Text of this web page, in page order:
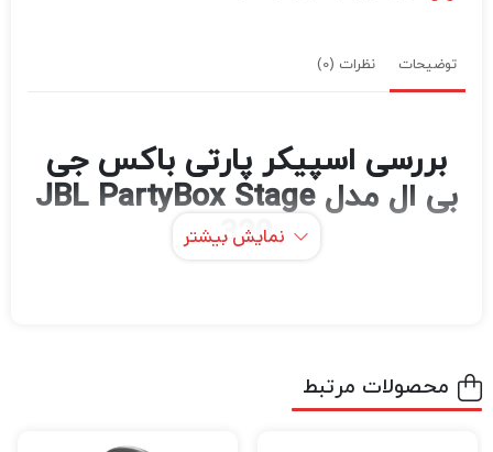
توضیحات نظرات (0)
بررسی اسپیکر پارتی باکس جی
بی ال مدل JBL PartyBox Stage
320
نمایش بیشتر
محصولات مرتبط